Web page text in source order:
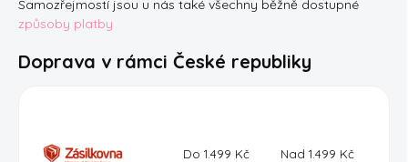
Samozřejmostí jsou u nás také všechny běžně dostupné
způsoby platby
Doprava v rámci České republiky
Do 1.499 Kč Nad 1.499 Kč